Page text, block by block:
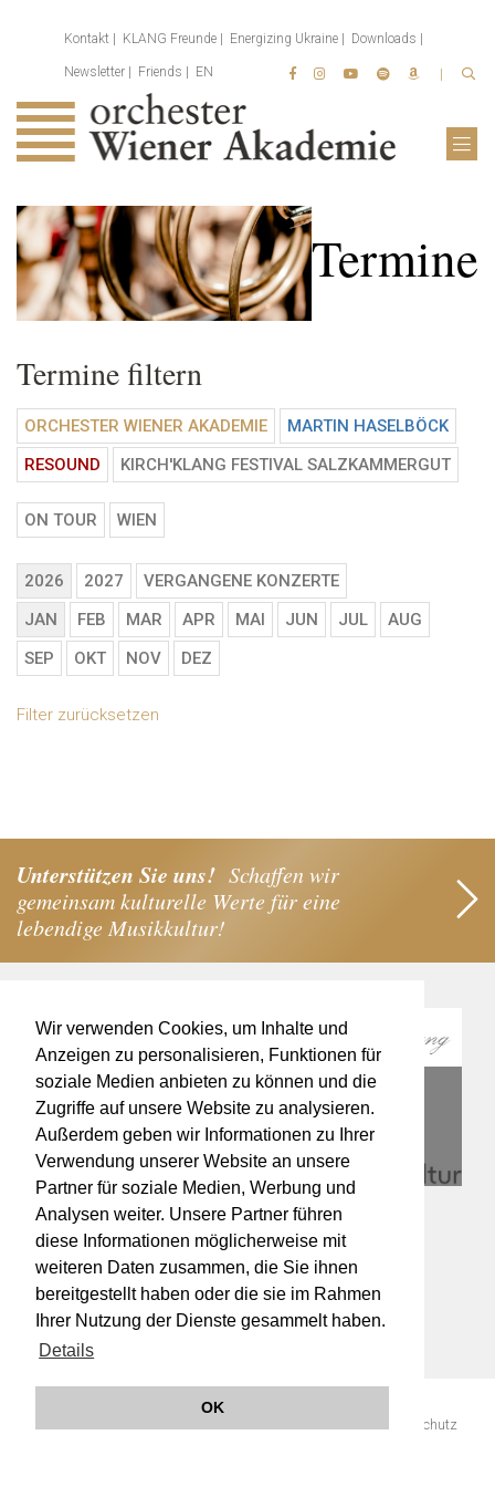
Wir verwenden Cookies, um Inhalte und
Anzeigen zu personalisieren, Funktionen für
soziale Medien anbieten zu können und die
Zugriffe auf unsere Website zu analysieren.
Außerdem geben wir Informationen zu Ihrer
Verwendung unserer Website an unsere
Partner für soziale Medien, Werbung und
Analysen weiter. Unsere Partner führen
diese Informationen möglicherweise mit
weiteren Daten zusammen, die Sie ihnen
bereitgestellt haben oder die sie im Rahmen
Ihrer Nutzung der Dienste gesammelt haben.
Details
OK
Kontakt KLANG Freunde Energizing Ukraine Downloads
Newsletter Friends EN
Termine
Termine filtern
ORCHESTER WIENER AKADEMIE
MARTIN HASELBÖCK
RESOUND
KIRCH'KLANG FESTIVAL SALZKAMMERGUT
ON TOUR WIEN
2026 2027
VERGANGENE KONZERTE
JAN
FEB MAR APR MAI JUN JUL
AUG
SEP
OKT NOV DEZ
Filter zurücksetzen
Unterstützen Sie uns! Schaffen wir
gemeinsam kulturelle Werte für eine
lebendige Musikkultur!
Datenschutz